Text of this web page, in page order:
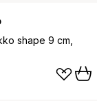
shape 9 cm,